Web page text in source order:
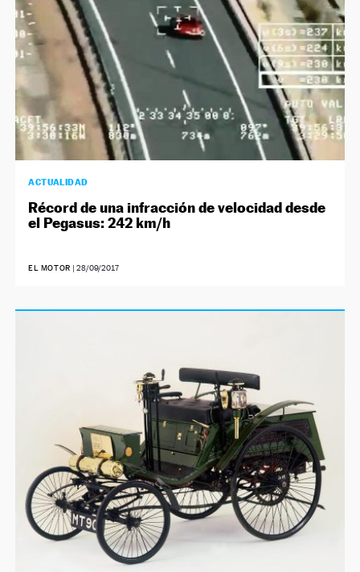
ACTUALIDAD
Récord de una infracción de velocidad desde
el Pegasus: 242 km/h
EL MOTOR | 28/09/2017